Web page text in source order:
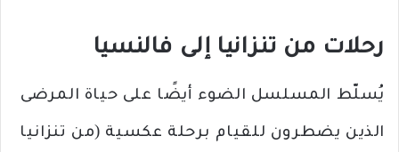
رحلات من تنزانيا إلى فالنسيا
يُسلّط المسلسل الضوء أيضًا على حياة المرضى
الذين يضطرون للقيام برحلة عكسية (من تنزانيا